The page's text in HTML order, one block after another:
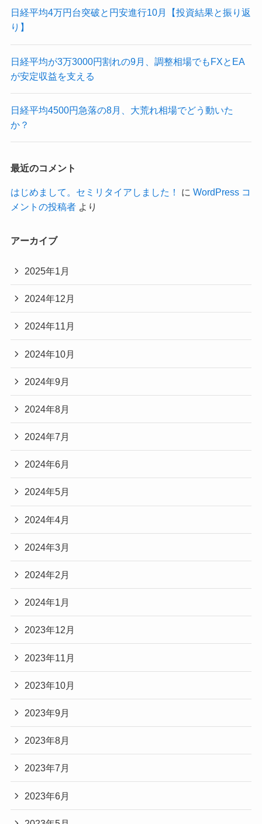
日経平均4万円台突破と円安進行10月【投資結果と振り返
り】
日経平均が3万3000円割れの9月、調整相場でもFXとEA
が安定収益を支える
日経平均4500円急落の8月、大荒れ相場でどう動いた
か？
最近のコメント
はじめまして。セミリタイアしました！ に WordPress コ
メントの投稿者より
アーカイブ
2025年1月
2024年12月
2024年11月
2024年10月
2024年9月
2024年8月
2024年7月
2024年6月
2024年5月
2024年4月
2024年3月
2024年2月
2024年1月
2023年12月
2023年11月
2023年10月
2023年9月
2023年8月
2023年7月
2023年6月